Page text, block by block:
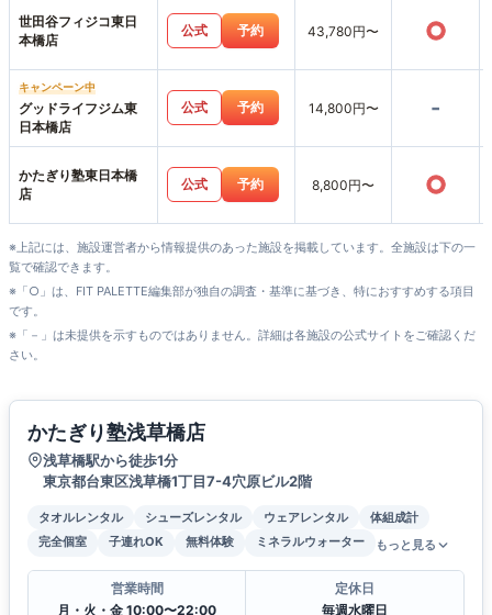
世田谷フィジコ東日
本橋店
公式 予約 43,780円〜 ○
キャンペーン中
グッドライフジム東
日本橋店
公式 予約 14,800円〜 -
かたぎり塾東日本橋
店
公式 予約 8,800円〜 ○
※上記には、施設運営者から情報提供のあった施設を掲載しています。全施設は下の一
覧で確認できます。
※「○」は、FIT PALETTE編集部が独自の調査・基準に基づき、特におすすめする項目
です。
※「－」は未提供を示すものではありません。詳細は各施設の公式サイトをご確認くだ
さい。
かたぎり塾浅草橋店
浅草橋駅から徒歩1分
東京都台東区浅草橋1丁目7-4穴原ビル2階
タオルレンタル シューズレンタル ウェアレンタル
体組成計
完全個室
子連れOK 無料体験 ミネラルウォーター もっと見る
営業時間
月・火・金 10:00〜22:00
定休日
毎週水曜日